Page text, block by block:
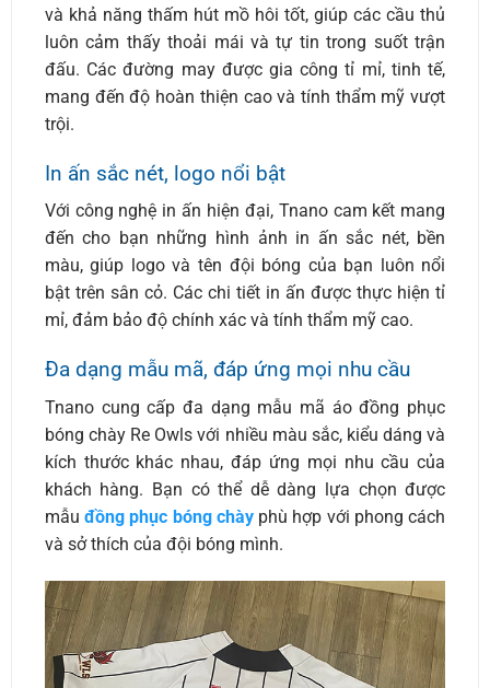
và khả năng thấm hút mồ hôi tốt, giúp các cầu thủ
luôn cảm thấy thoải mái và tự tin trong suốt trận
đấu. Các đường may được gia công tỉ mỉ, tinh tế,
mang đến độ hoàn thiện cao và tính thẩm mỹ vượt
trội.
In ấn sắc nét, logo nổi bật
Với công nghệ in ấn hiện đại, Tnano cam kết mang
đến cho bạn những hình ảnh in ấn sắc nét, bền
màu, giúp logo và tên đội bóng của bạn luôn nổi
bật trên sân cỏ. Các chi tiết in ấn được thực hiện tỉ
mỉ, đảm bảo độ chính xác và tính thẩm mỹ cao.
Đa dạng mẫu mã, đáp ứng mọi nhu cầu
Tnano cung cấp đa dạng mẫu mã áo đồng phục
bóng chày Re Owls với nhiều màu sắc, kiểu dáng và
kích thước khác nhau, đáp ứng mọi nhu cầu của
khách hàng. Bạn có thể dễ dàng lựa chọn được
mẫuđồng phục bóng chàyphù hợp với phong cách
và sở thích của đội bóng mình.